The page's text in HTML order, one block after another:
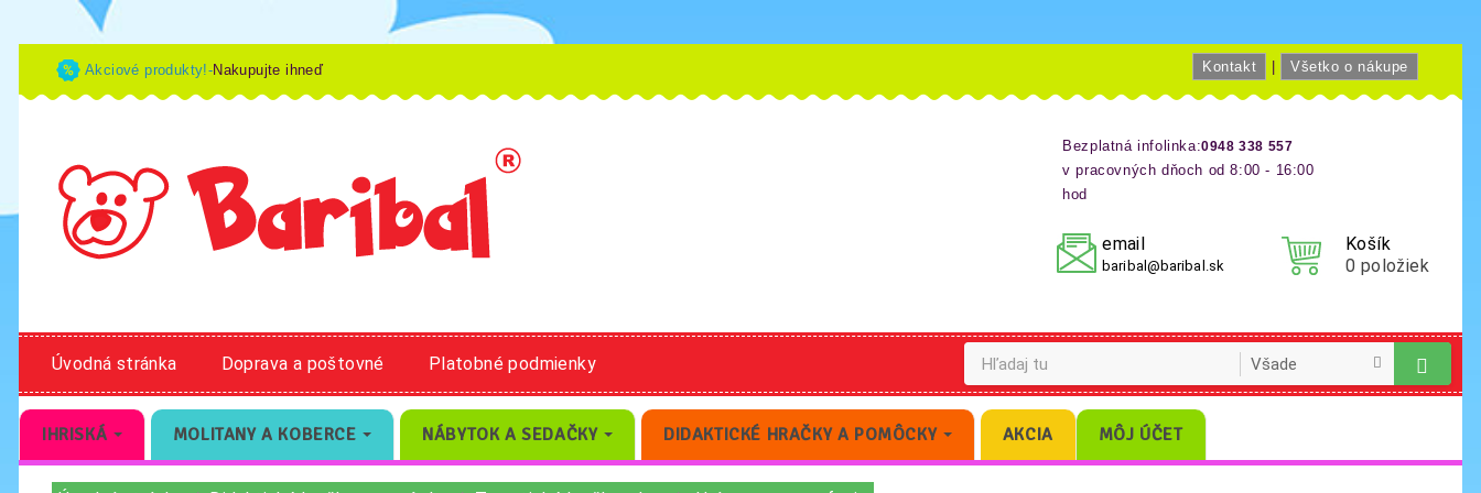
Akciové produkty!-Nakupujte ihneď Kontakt Všetko o nákupe
Bezplatná infolinka:0948 338 557
v pracovných dňoch od 8:00 - 16:00
hod
Košík
0 položiek
email
baribal@baribal.sk
Úvodná stránka Doprava a poštovné Platobné podmienky
IHRISKÁ MOLITANY A KOBERCE NÁBYTOK A SEDAČKY DIDAKTICKÉ HRAČKY A POMÔCKY AKCIA MÔJ ÚČET